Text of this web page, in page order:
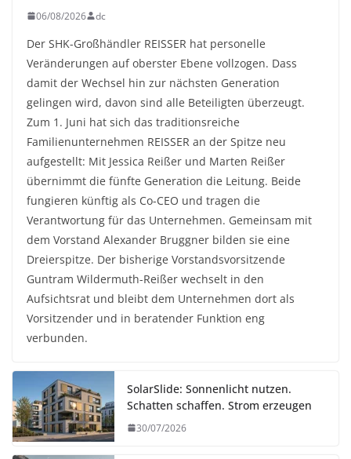
06/08/2026 dc
Der SHK-Großhändler REISSER hat personelle
Veränderungen auf oberster Ebene vollzogen. Dass
damit der Wechsel hin zur nächsten Generation
gelingen wird, davon sind alle Beteiligten überzeugt.
Zum 1. Juni hat sich das traditionsreiche
Familienunternehmen REISSER an der Spitze neu
aufgestellt: Mit Jessica Reißer und Marten Reißer
übernimmt die fünfte Generation die Leitung. Beide
fungieren künftig als Co-CEO und tragen die
Verantwortung für das Unternehmen. Gemeinsam mit
dem Vorstand Alexander Bruggner bilden sie eine
Dreierspitze. Der bisherige Vorstandsvorsitzende
Guntram Wildermuth-Reißer wechselt in den
Aufsichtsrat und bleibt dem Unternehmen dort als
Vorsitzender und in beratender Funktion eng
verbunden.
SolarSlide: Sonnenlicht nutzen.
Schatten schaffen. Strom erzeugen
30/07/2026